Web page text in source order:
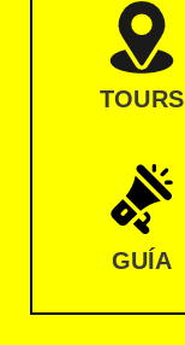
TOURS
GUÍA